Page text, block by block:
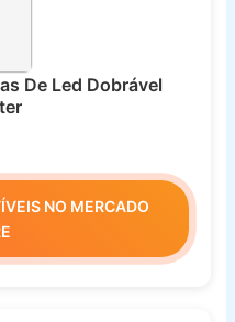
De Led Dobrável
NO MERCADO